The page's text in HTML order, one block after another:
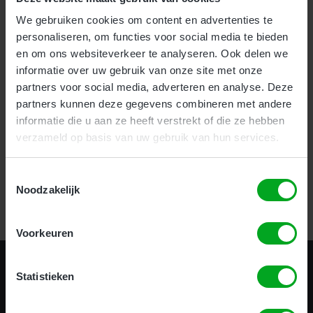
We gebruiken cookies om content en advertenties te
personaliseren, om functies voor social media te bieden
en om ons websiteverkeer te analyseren. Ook delen we
informatie over uw gebruik van onze site met onze
partners voor social media, adverteren en analyse. Deze
partners kunnen deze gegevens combineren met andere
informatie die u aan ze heeft verstrekt of die ze hebben
verzameld op basis van uw gebruik van hun services.
Noodzakelijk
Voorkeuren
Statistieken
Voor bedrijven bieden wij onze nieuwe en zeer effectieve
uurs Incompany trainingaan.
Als particulier kunt u uw hoogwerker certificaat halen
opmeerdere locatiesdoor heel het land.
Certificering in 1 uur!